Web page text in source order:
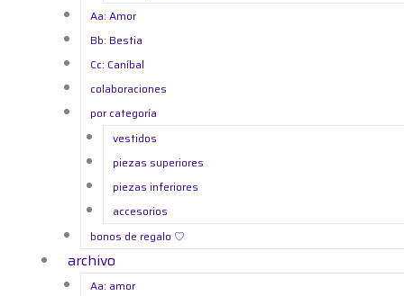
Aa: Amor
Bb: Bestia
Cc: Caníbal
colaboraciones
por categoría
vestidos
piezas superiores
piezas inferiores
accesorios
bonos de regalo ㅤ♡
archivo
Aa: amor